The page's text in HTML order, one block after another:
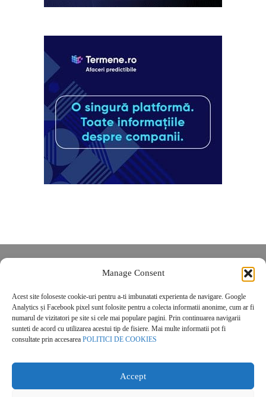
Manage Consent
Acest site foloseste cookie-uri pentru a-ti imbunatati experienta de navigare. Google
Analytics și Facebook pixel sunt folosite pentru a colecta informatii anonime, cum ar fi
numarul de vizitatori pe site si cele mai populare pagini. Prin continuarea navigarii
sunteti de acord cu utilizarea acestui tip de fisiere. Mai multe informatii pot fi
consultate prin accesarea POLITICI DE COOKIES
Accept
POLITICĂ DE CONFIDENȚIALITATE
Politica de cookies